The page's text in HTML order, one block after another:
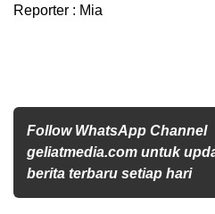
Reporter : Mia
Follow WhatsApp Channel
geliatmedia.com untuk
berita terbaru setiap hari